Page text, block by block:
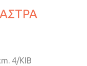
4/KIB